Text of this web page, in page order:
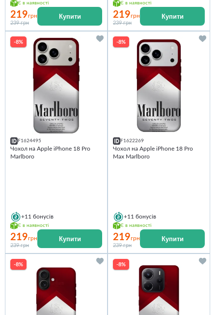
Є в наявності
219грн
239 грн
Купити
Є в наявності
219грн
239 грн
Купити
-8%
F1624495
Чохол на Apple iPhone 18 Pro
Marlboro
+11 бонусів
Є в наявності
219грн
239 грн
Купити
-8%
F1622269
Чохол на Apple iPhone 18 Pro
Max Marlboro
+11 бонусів
Є в наявності
219грн
239 грн
Купити
-8% -8%